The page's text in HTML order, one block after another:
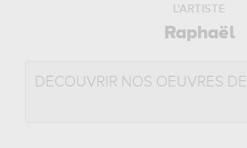
L'ARTISTE
Raphaël
DÉCOUVRIR NOS OEUVRES DE